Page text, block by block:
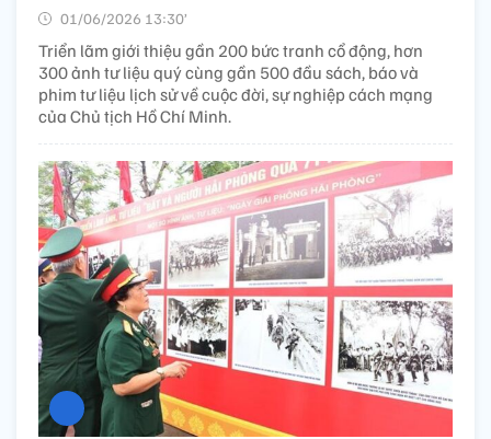
01/06/2026 13:30’
Triển lãm giới thiệu gần 200 bức tranh cổ động, hơn
300 ảnh tư liệu quý cùng gần 500 đầu sách, báo và
phim tư liệu lịch sử về cuộc đời, sự nghiệp cách mạng
của Chủ tịch Hồ Chí Minh.